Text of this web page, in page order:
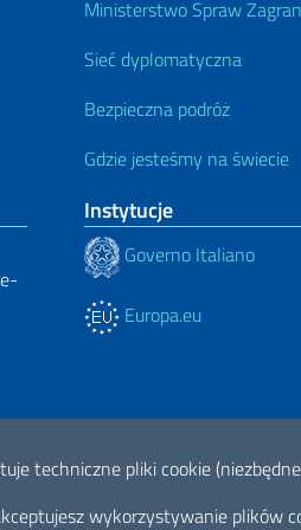
techniczne pliki cookie
wykorzystywanie plików
Ministerstwo Spraw
Sieć dyplomatyczna
Bezpieczna podróż
Gdzie jesteśmy na świecie
Instytucje
Governo Italiano
Europa.eu
di accessibilità